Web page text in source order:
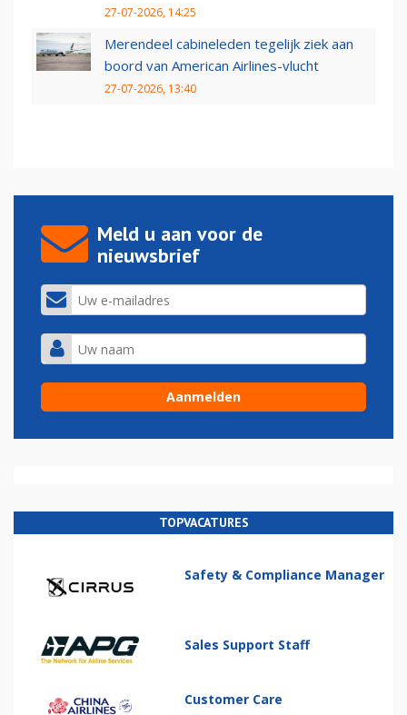
27-07-2026, 14:25
Merendeel cabineleden tegelijk ziek aan
boord van American Airlines-vlucht
27-07-2026, 13:40
Meld u aan voor de
nieuwsbrief
TOPVACATURES
Safety & Compliance Manager
Sales Support Staff
Customer Care